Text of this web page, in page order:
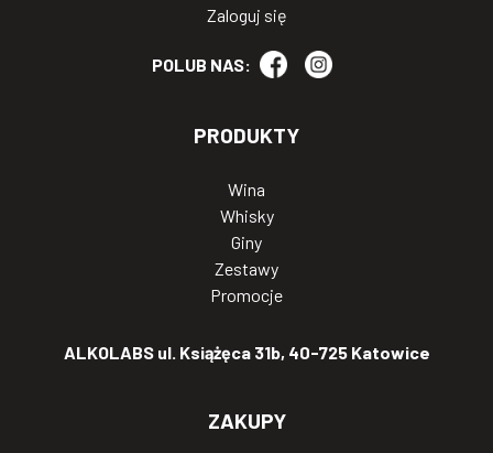
Zaloguj się
POLUB NAS:
PRODUKTY
Wina
Whisky
Giny
Zestawy
Promocje
ALKOLABS ul. Książęca 31b, 40-725 Katowice
ZAKUPY